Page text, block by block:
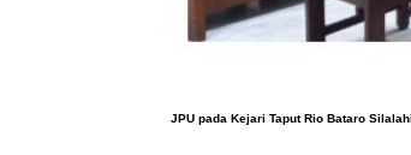
JPU pada Kejari Taput Rio Bataro